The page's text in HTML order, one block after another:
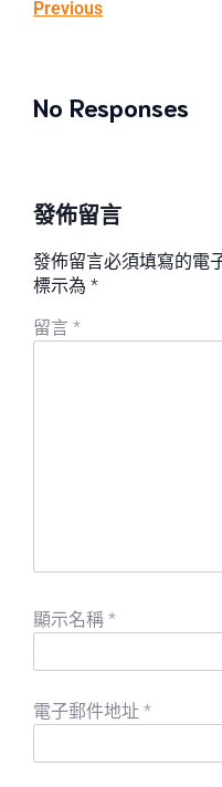
Previous
No Responses
發佈留言
發佈留言必須填寫的電
標示為 *
留言 *
顯示名稱 *
電子郵件地址 *